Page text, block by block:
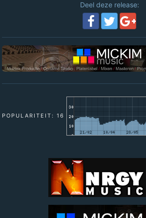
Deel deze release:
POPULARITEIT: 16